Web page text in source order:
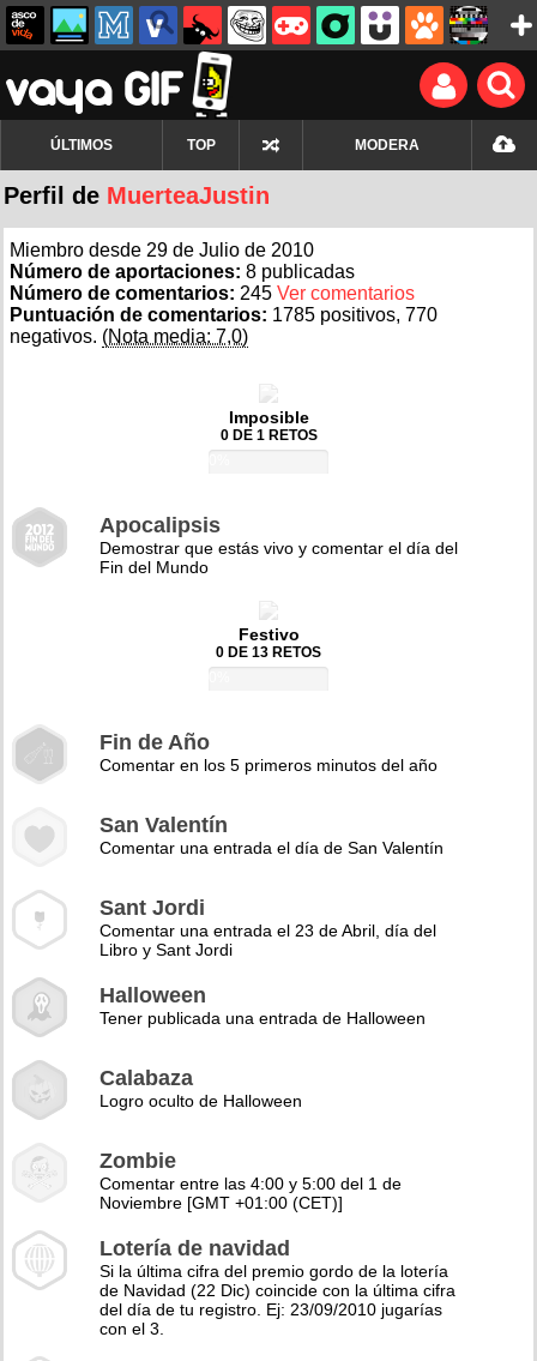
ÚLTIMOS TOP MODERA
Perfil de MuerteaJustin
Miembro desde 29 de Julio de 2010
Número de aportaciones: 8 publicadas
Número de comentarios: 245 Ver comentarios
Puntuación de comentarios: 1785 positivos, 770
negativos. (Nota media: 7,0)
Imposible
0 DE 1 RETOS
Apocalipsis
Demostrar que estás vivo y comentar el día del
Fin del Mundo
Festivo
0 DE 13 RETOS
Fin de Año
Comentar en los 5 primeros minutos del año
San Valentín
Comentar una entrada el día de San Valentín
Sant Jordi
Comentar una entrada el 23 de Abril, día del
Libro y Sant Jordi
Halloween
Tener publicada una entrada de Halloween
Calabaza
Logro oculto de Halloween
Zombie
Comentar entre las 4:00 y 5:00 del 1 de
Noviembre [GMT +01:00 (CET)]
Lotería de navidad
Si la última cifra del premio gordo de la lotería
de Navidad (22 Dic) coincide con la última cifra
del día de tu registro. Ej: 23/09/2010 jugarías
con el 3.